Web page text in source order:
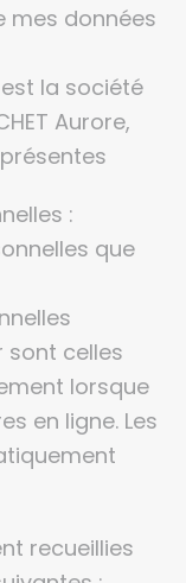
mes données
la société
Aurore,
:
que
sont celles
lorsque
en ligne. Les
recueillies